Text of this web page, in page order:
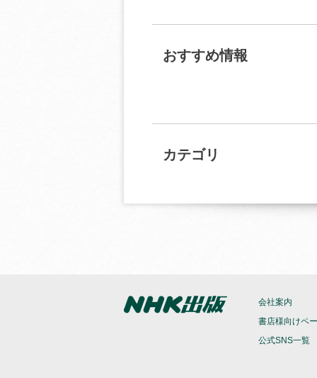
おすすめ情報
カテゴリ
会社案内
書店様向けペ
公式SNS一覧